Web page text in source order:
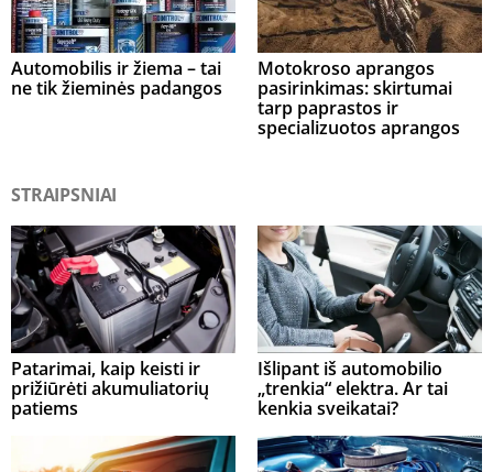
Automobilis ir žiema – tai
ne tik žieminės padangos
Motokroso aprangos
pasirinkimas: skirtumai
tarp paprastos ir
specializuotos aprangos
STRAIPSNIAI
Patarimai, kaip keisti ir
prižiūrėti akumuliatorių
patiems
Išlipant iš automobilio
„trenkia“ elektra. Ar tai
kenkia sveikatai?